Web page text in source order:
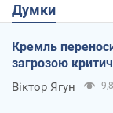
Думки
Кремль
загрозою
Віктор Ягун